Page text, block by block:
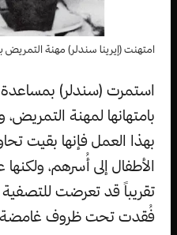
امتهنت (إيرينا سندلر) مهنة التمريض
استمرت (سندلر) بمساعدة
بامتهانها لمهنة
بهذا العمل فإنها بقيت
الأطفال إلى أُسرهم،
تقريباً قد تعرضت للتصفية
فُقدت تحت ظروف